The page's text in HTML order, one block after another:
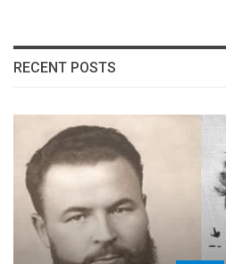
RECENT POSTS